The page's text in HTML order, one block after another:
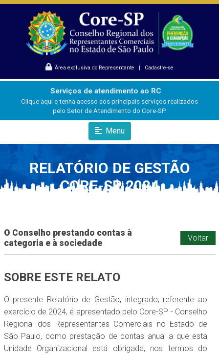
Área exclusiva do Representante | Cadastre-se
Serviços de atendimento ao RC
Clique aqui e tenha acesso aos principais serviços realizados
pelo Setor de Atendimento do Core-SP.
Menu
RELATÓRIO DE GESTÃO
CORE-SP 2024
O Conselho prestando contas à
categoria e à sociedade
Voltar
SOBRE ESTE RELATO
O presente Relatório de Gestão, integrado, referente ao
exercício de 2024, é apresentado pelo Core-SP - Conselho
Regional dos Representantes Comerciais no Estado de
São Paulo, como prestação de contas anual a que esta
Unidade Organizacional está obrigada, nos termos do